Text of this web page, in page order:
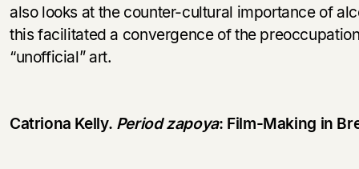
also looks at the counter-cultural importance of
this facilitated a convergence of the
“unofficial” art.
Catriona Kelly. Period zapoya: Film-Making in